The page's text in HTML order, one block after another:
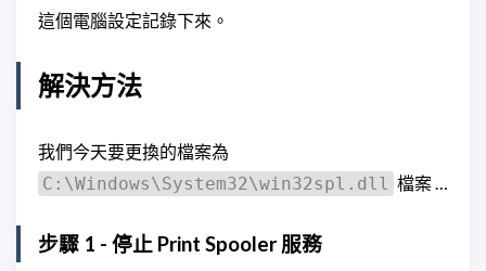
這個電腦設定記錄下來。
解決方法
我們今天要更換的檔案為
C:\Windows\System32\win32spl.dll 檔案 …
步驟 1 - 停止 Print Spooler 服務